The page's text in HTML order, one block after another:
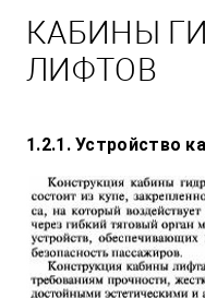
КАБИНЫ
ЛИФТОВ
1.2.1. Устройство